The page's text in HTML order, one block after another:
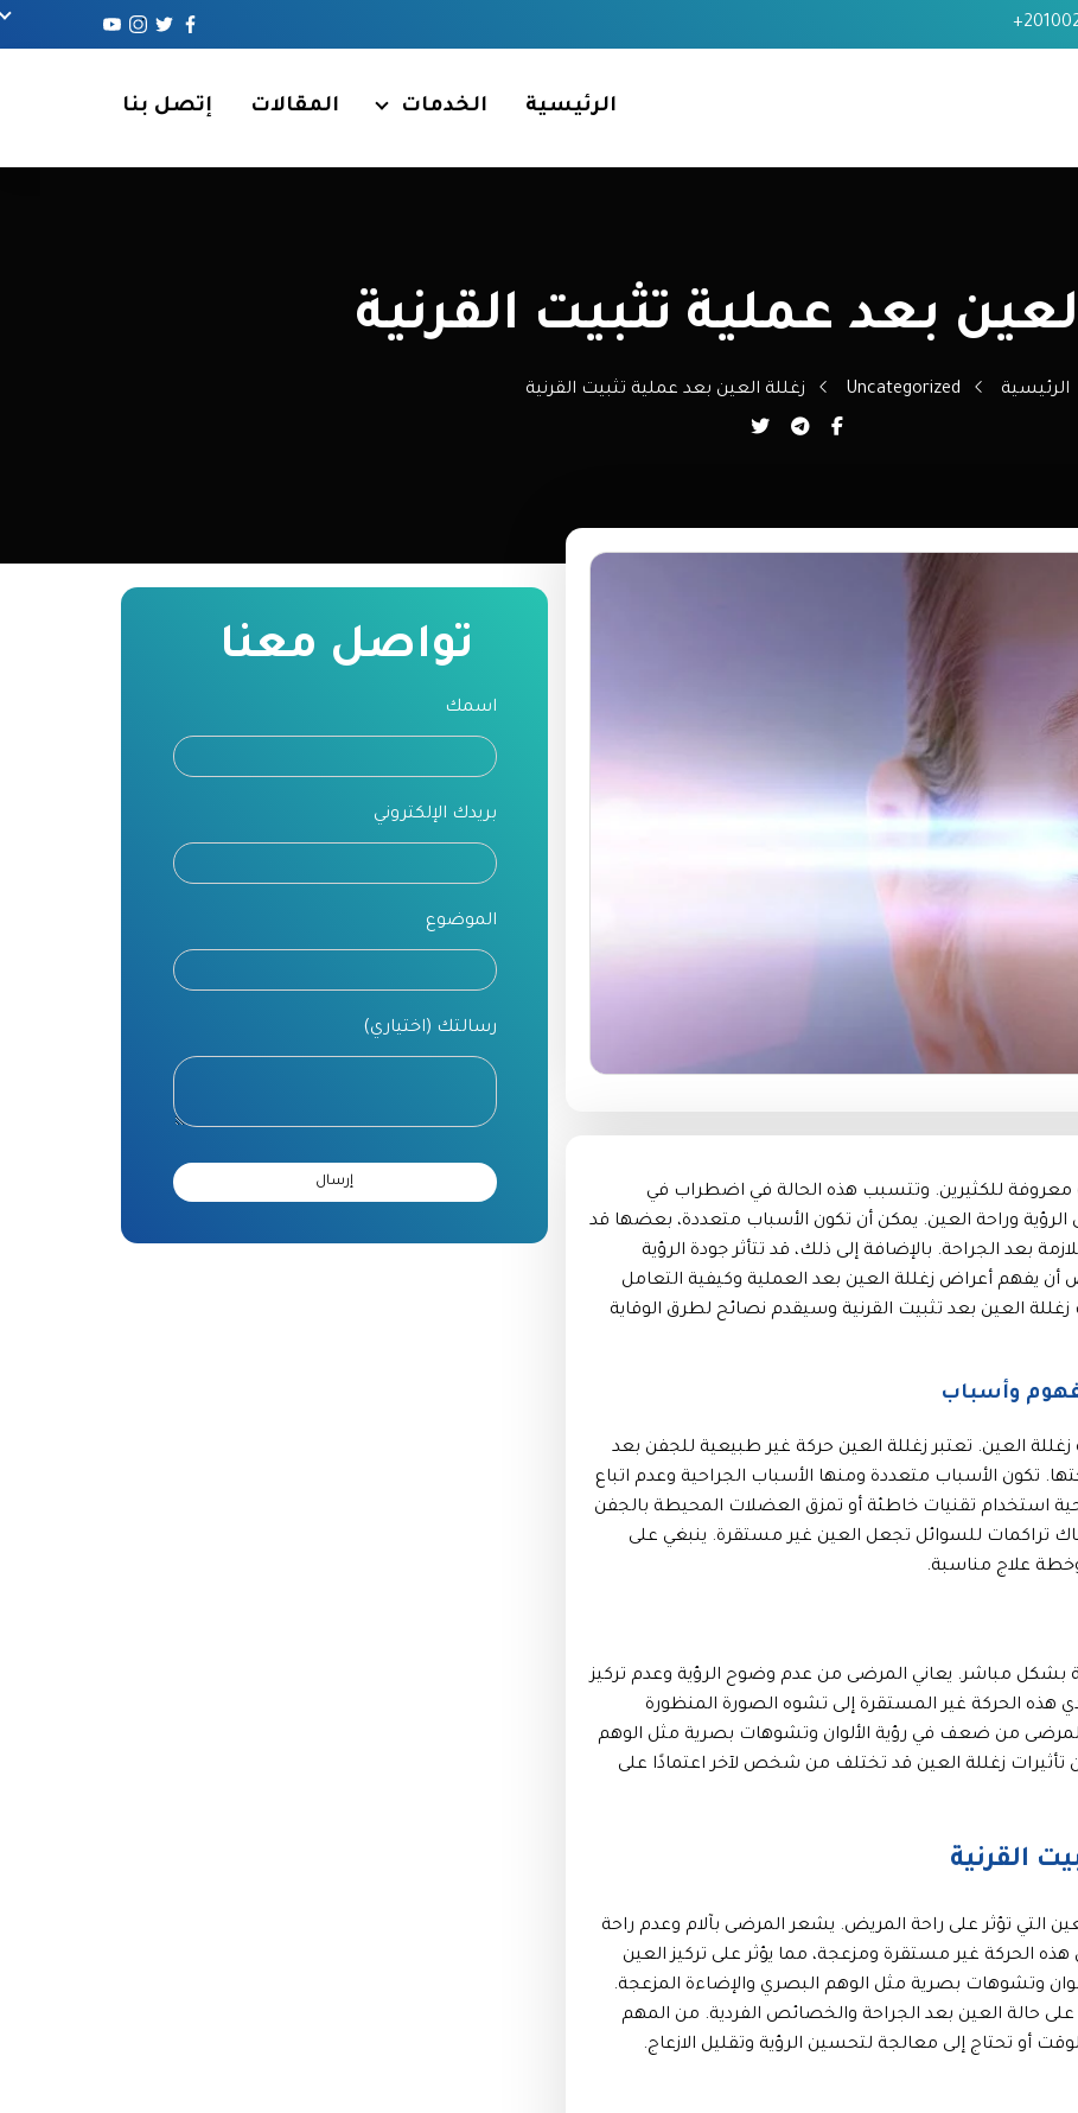
الرئيسية الخدمات المقالات إتصل بنا
بعد عملية تثبيت القرنية
الرئيسية Uncategorized زغللة العين بعد عملية تثبيت القرنية
معروفة للكثيرين. وتتسبب هذه الحالة في اضطراب في
وراحة العين. يمكن أن تكون الأسباب متعددة، بعضها قد
بعد الجراحة. بالإضافة إلى ذلك، قد تتأثر جودة الرؤية
يفهم أعراض زغللة العين بعد العملية وكيفية التعامل
العين بعد تثبيت القرنية وسيقدم نصائح لطرق الوقاية
وأسباب
العين. تعتبر زغللة العين حركة غير طبيعية للجفن بعد
تكون الأسباب متعددة ومنها الأسباب الجراحية وعدم اتباع
استخدام تقنيات خاطئة أو تمزق العضلات المحيطة بالجفن
تراكمات للسوائل تجعل العين غير مستقرة. ينبغي على
علاج مناسبة.
بشكل مباشر. يعاني المرضى من عدم وضوح الرؤية وعدم تركيز
الحركة غير المستقرة إلى تشوه الصورة المنظورة
المرضى من ضعف في رؤية الألوان وتشوهات بصرية مثل الوهم
تأثيرات زغللة العين قد تختلف من شخص لآخر اعتمادًا على
القرنية
التي تؤثر على راحة المريض. يشعر المرضى بآلام وعدم راحة
الحركة غير مستقرة ومزعجة، مما يؤثر على تركيز العين
وتشوهات بصرية مثل الوهم البصري والإضاءة المزعجة.
حالة العين بعد الجراحة والخصائص الفردية. من المهم
أو تحتاج إلى معالجة لتحسين الرؤية وتقليل الازعاج.
تواصل معنا
اسمك
بريدك الإلكتروني
الموضوع
رسالتك (اختياري)